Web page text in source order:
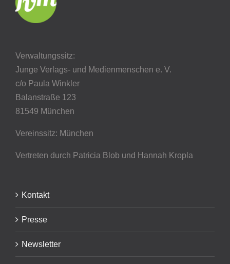
Verwaltungssitz:
Junge Verlags- und Medienmenschen e. V.
c/o Paula Winkler
Balanstraße 123
81549 München
Vereinssitz: München
Vertreten durch Patricia Blob und Hannah Kropla
Kontakt
Presse
Newsletter